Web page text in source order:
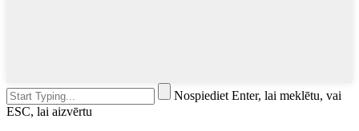
Nospiediet Enter, lai meklētu, vai
ESC, lai aizvērtu